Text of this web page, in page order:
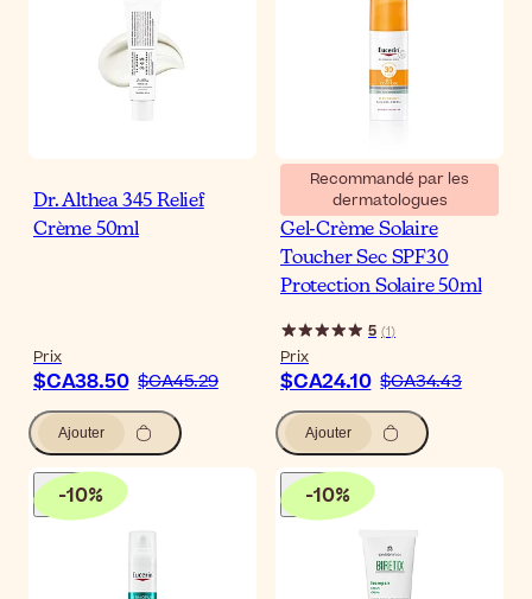
Dr. Althea 345 Relief
Crème 50ml
Prix
$CA38.50 $CA45.29
Ajouter
Recommandé par les
dermatologues
Eucerin Sun Oil Control
Gel-Crème Solaire
Toucher Sec SPF30
Protection Solaire 50ml
5 (1)
Prix
$CA24.10 $CA34.43
Ajouter
-10% -10%